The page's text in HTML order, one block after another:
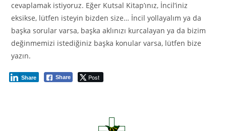
cevaplamak istiyoruz. Eğer Kutsal Kitap’ınız, İncil’iniz
eksikse, lütfen isteyin bizden size… İncil yollayalım ya da
başka sorular varsa, başka aklınızı kurcalayan ya da bizim
değinmemizi istediğiniz başka konular varsa, lütfen bize
yazın.
Share Post
Share